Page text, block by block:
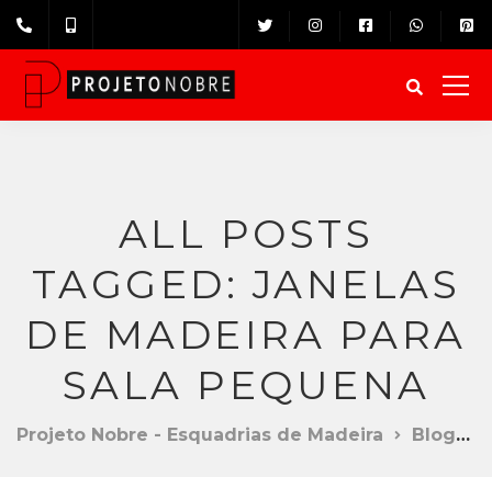
ALL POSTS
TAGGED: JANELAS
DE MADEIRA PARA
SALA PEQUENA
Projeto Nobre - Esquadrias de Madeira Blog